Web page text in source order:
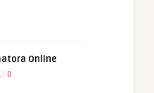
Online
0